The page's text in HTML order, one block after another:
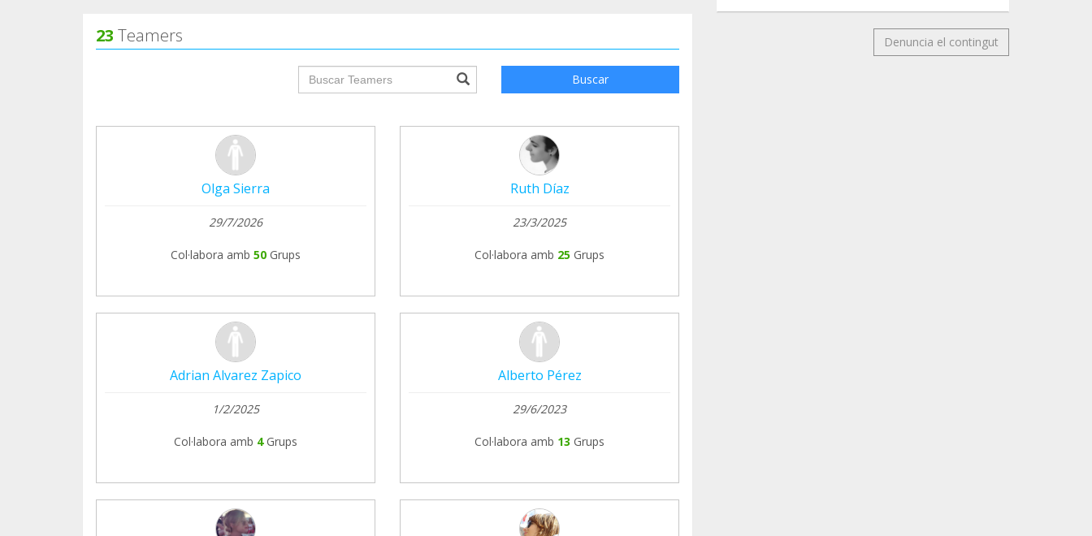
23 Teamers
groupProfile.searchForm.search.text??? Buscar
Olga Sierra
29/7/2026
Col·labora amb 50 Grups
Ruth Díaz
23/3/2025
Col·labora amb 25 Grups
Adrian Alvarez Zapico
1/2/2025
Col·labora amb 4 Grups
Alberto Pérez
29/6/2023
Col·labora amb 13 Grups
Denuncia el contingut